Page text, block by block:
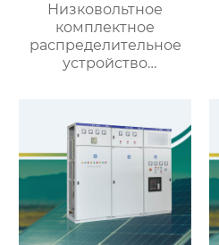
Низковольтное
комплектное
распределительное
устройство